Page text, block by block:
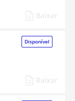
Disponível